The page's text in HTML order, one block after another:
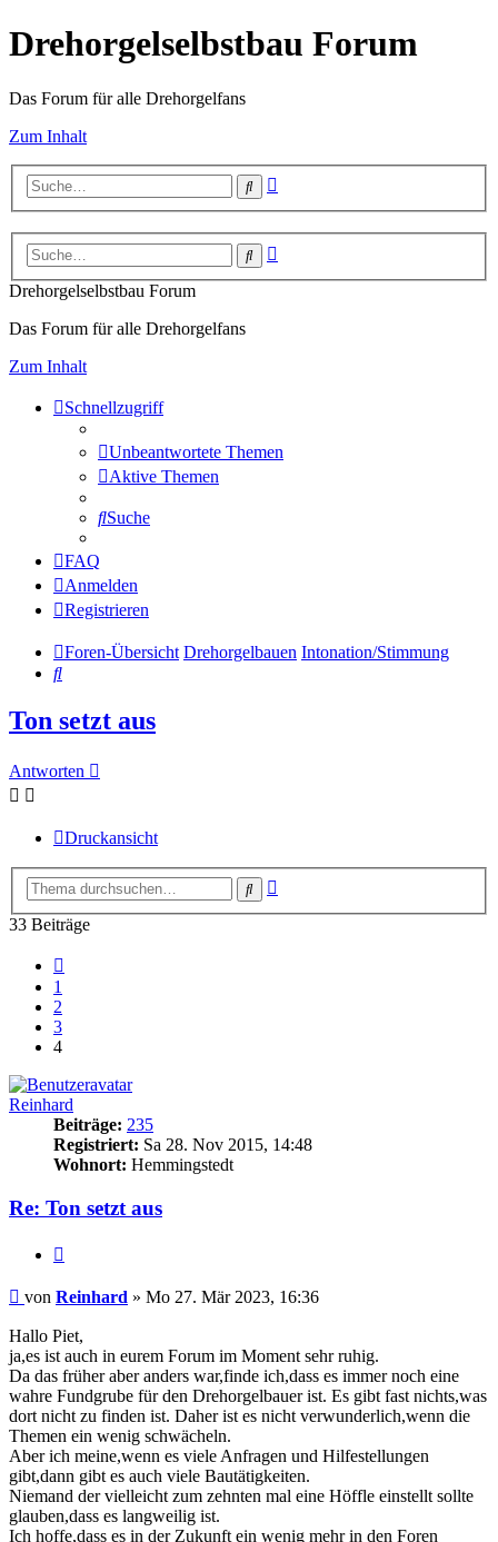
Drehorgelselbstbau Forum
Das Forum für alle Drehorgelfans
Zum Inhalt
Suche
Suche
Drehorgelselbstbau Forum
Das Forum für alle Drehorgelfans
Zum Inhalt
Schnellzugriff
Unbeantwortete Themen
Aktive Themen
Suche
FAQ
Anmelden
Registrieren
Foren-Übersicht Drehorgelbauen Intonation/Stimmung
Suche
Ton setzt aus
Antworten
Druckansicht
Suche
33 Beiträge
1
2
3
4
Reinhard
Beiträge: 235
Registriert: Sa 28. Nov 2015, 14:48
Wohnort: Hemmingstedt
Re: Ton setzt aus
Beitrag
von Reinhard » Mo 27. Mär 2023, 16:36
Hallo Piet,
ja,es ist auch in eurem Forum im Moment sehr ruhig.
Da das früher aber anders war,finde ich,dass es immer noch eine
wahre Fundgrube für den Drehorgelbauer ist. Es gibt fast nichts,was
dort nicht zu finden ist. Daher ist es nicht verwunderlich,wenn die
Themen ein wenig schwächeln.
Aber ich meine,wenn es viele Anfragen und Hilfestellungen
gibt,dann gibt es auch viele Bautätigkeiten.
Niemand der vielleicht zum zehnten mal eine Höffle einstellt sollte
glauben,dass es langweilig ist.
Ich hoffe,dass es in der Zukunft ein wenig mehr in den Foren